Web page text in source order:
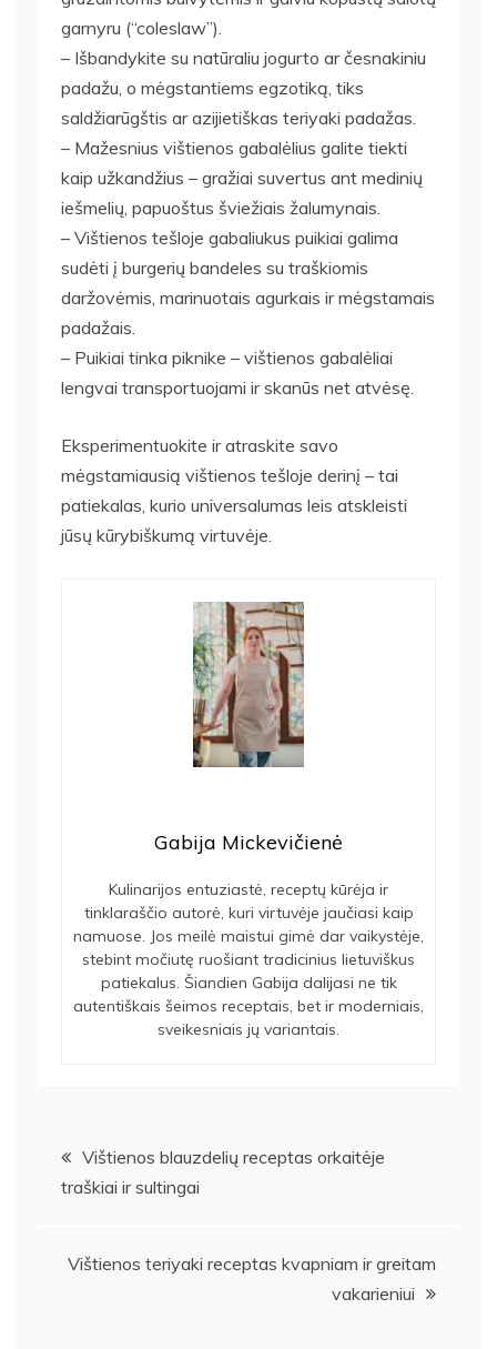
garnyru (“coleslaw”).
– Išbandykite su natūraliu jogurto ar česnakiniu
padažu, o mėgstantiems egzotiką, tiks
saldžiarūgštis ar azijietiškas teriyaki padažas.
– Mažesnius vištienos gabalėlius galite tiekti
kaip užkandžius – gražiai suvertus ant medinių
iešmelių, papuoštus šviežiais žalumynais.
– Vištienos tešloje gabaliukus puikiai galima
sudėti į burgerių bandeles su traškiomis
daržovėmis, marinuotais agurkais ir mėgstamais
padažais.
– Puikiai tinka piknike – vištienos gabalėliai
lengvai transportuojami ir skanūs net atvėsę.
Eksperimentuokite ir atraskite savo
mėgstamiausią vištienos tešloje derinį – tai
patiekalas, kurio universalumas leis atskleisti
jūsų kūrybiškumą virtuvėje.
Gabija Mickevičienė
Kulinarijos entuziastė, receptų kūrėja ir
tinklaraščio autorė, kuri virtuvėje jaučiasi kaip
namuose. Jos meilė maistui gimė dar vaikystėje,
stebint močiutę ruošiant tradicinius lietuviškus
patiekalus. Šiandien Gabija dalijasi ne tik
autentiškais šeimos receptais, bet ir moderniais,
sveikesniais jų variantais.
Navigacija
tarp
įrašų
Vištienos blauzdelių receptas orkaitėje
traškiai ir sultingai
Vištienos teriyaki receptas kvapniam ir greitam
vakarieniui